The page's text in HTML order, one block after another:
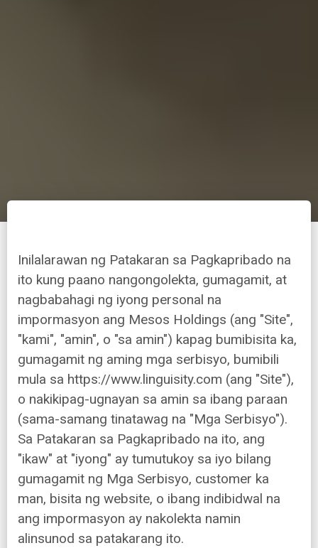
Inilalarawan ng Patakaran sa Pagkapribado na
ito kung paano nangongolekta, gumagamit, at
nagbabahagi ng iyong personal na
impormasyon ang Mesos Holdings (ang "Site",
"kami", "amin", o "sa amin") kapag bumibisita ka,
gumagamit ng aming mga serbisyo, bumibili
mula sa https://www.linguisity.com (ang "Site"),
o nakikipag-ugnayan sa amin sa ibang paraan
(sama-samang tinatawag na "Mga Serbisyo").
Sa Patakaran sa Pagkapribado na ito, ang
"ikaw" at "iyong" ay tumutukoy sa iyo bilang
gumagamit ng Mga Serbisyo, customer ka
man, bisita ng website, o ibang indibidwal na
ang impormasyon ay nakolekta namin
alinsunod sa patakarang ito.